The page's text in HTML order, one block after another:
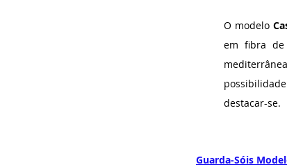
O modelo
em fibra de
destacar-se.
Guarda-Sóis